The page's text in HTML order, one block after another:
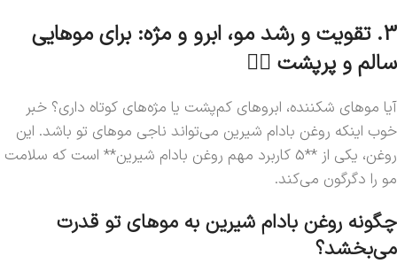
3. تقویت و رشد مو، ابرو و مژه: برای موهایی
سالم و پرپشت 💇‍♀️
آیا موهای شکننده، ابروهای کم‌پشت یا مژه‌های کوتاه داری؟ خبر
خوب اینکه روغن بادام شیرین می‌تواند ناجی موهای تو باشد. این
روغن، یکی از **5 کاربرد مهم روغن بادام شیرین** است که سلامت
مو را دگرگون می‌کند.
چگونه روغن بادام شیرین به موهای تو قدرت
می‌بخشد؟